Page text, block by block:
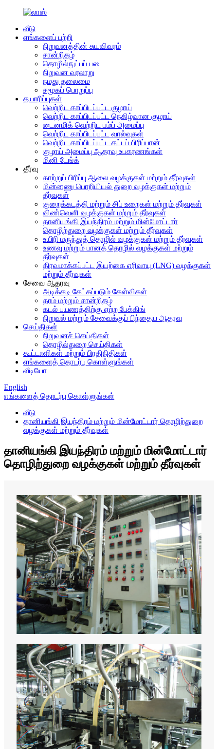
வீடு
எங்களைப் பற்றி
நிறுவனத்தின் சுயவிவரம்
சான்றிதழ்
தொழில்நுட்பப் படை
நிறுவன வரலாறு
நமது தலைமை
சமூகப் பொறுப்பு
தயாரிப்புகள்
வெற்றிட காப்பிடப்பட்ட குழாய்
வெற்றிட காப்பிடப்பட்ட நெகிழ்வான குழாய்
டைனமிக் வெற்றிட பம்ப் அமைப்பு
வெற்றிட காப்பிடப்பட்ட வால்வுகள்
வெற்றிட காப்பிடப்பட்ட கட்டப் பிரிப்பான்
குழாய் அமைப்பு ஆதரவு உபகரணங்கள்
மினி டேங்க்
தீர்வு
காற்றுப் பிரிப்பு ஆலை வழக்குகள் மற்றும் தீர்வுகள்
மின்னணு பொறியியல் துறை வழக்குகள் மற்றும்
தீர்வுகள்
குறைக்கடத்தி மற்றும் சிப் உறைகள் மற்றும் தீர்வுகள்
விண்வெளி வழக்குகள் மற்றும் தீர்வுகள்
தானியங்கி இயந்திரம் மற்றும் மின்மோட்டார்
தொழிற்துறை வழக்குகள் மற்றும் தீர்வுகள்
உயிரி மருந்துத் தொழில் வழக்குகள் மற்றும் தீர்வுகள்
உணவு மற்றும் பானத் தொழில் வழக்குகள் மற்றும்
தீர்வுகள்
திரவமாக்கப்பட்ட இயற்கை எரிவாயு (LNG) வழக்குகள்
மற்றும் தீர்வுகள்
சேவை ஆதரவு
அடிக்கடி கேட்கப்படும் கேள்விகள்
தரம் மற்றும் சான்றிதழ்
கடல் பயணத்திற்கு ஏற்ற பேக்கிங்
நிறுவல் மற்றும் சேவைக்குப் பிந்தைய ஆதரவு
செய்திகள்
நிறுவனச் செய்திகள்
தொழில்துறை செய்திகள்
கூட்டாளிகள் மற்றும் பிரதிநிதிகள்
எங்களைத் தொடர்பு கொள்ளுங்கள்
வீடியோ
English
எங்களைத் தொடர்பு கொள்ளுங்கள்
வீடு
தானியங்கி இயந்திரம் மற்றும் மின்மோட்டார் தொழிற்துறை
வழக்குகள் மற்றும் தீர்வுகள்
தானியங்கி இயந்திரம் மற்றும் மின்மோட்டார்
தொழிற்துறை வழக்குகள் மற்றும் தீர்வுகள்